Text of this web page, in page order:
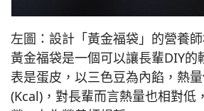
左圖：設計「黃金福袋」的營養師
黃金福袋是一個可以讓長輩DIY的
表是蛋皮，以三色豆為內餡，熱
(Kcal)，對長輩而言熱量也相對低